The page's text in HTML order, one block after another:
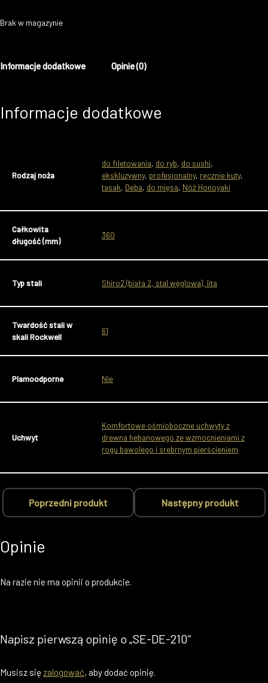
Brak w magazynie
Informacje dodatkowe Opinie (0)
Informacje dodatkowe
Rodzaj noża
do filetowania, do ryb, do sushi,
ekskluzywny, profesjonalny, ręcznie kuty,
tasak, Deba, do mięsa, Nóż Honoyaki
Całkowita
długość (mm)
360
Typ stali Shiro2 (biała 2, stal węglowa), lita
Twardość stali w
skali Rockwell
61
Plamoodporne Nie
Uchwyt
Komfortowe ośmioboczne uchwyty z
drewna hebanowego ze wzmocnieniami z
rogu bawolego i srebrnym pierścieniem
Poprzedni produkt Następny produkt
Opinie
Na razie nie ma opinii o produkcie.
Napisz pierwszą opinię o „SE-DE-210”
Musisz się zalogować, aby dodać opinię.